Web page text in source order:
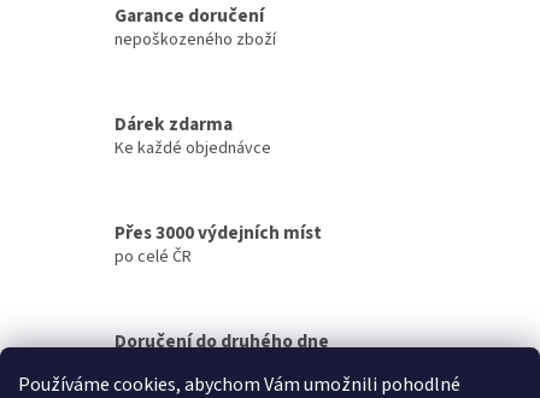
Používáme cookies, abychom Vám umožnili pohodlné
Garance doručení
nepoškozeného zboží
Dárek zdarma
Ke každé objednávce
Přes 3000 výdejních míst
po celé ČR
Doručení do druhého dne